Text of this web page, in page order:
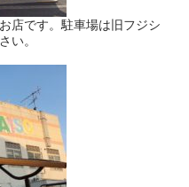
店です。駐車場は旧フジシ
い。